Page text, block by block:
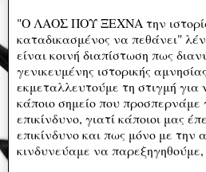
"Ο ΛΑΟΣ ΠΟΥ ΞΕΧΝΑ την
καταδικασμένος να πεθάνει"
είναι κοινή διαπίστωση πως
γενικευμένης ιστορικής
εκμεταλλευτούμε τη στιγμή
κάποιο σημείο που προσπερνάμε
επικίνδυνο, γιατί κάποιοι μας
επικίνδυνο και πως μόνο με
κινδυνεύαμε να